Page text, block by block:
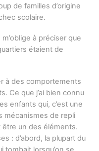
de familles d’origine
scolaire.
à préciser que
étaient de
à des comportements
Ce que j’ai bien connu
enfants qui, c’est une
mécanismes de repli
être un des éléments.
: d’abord, la plupart du